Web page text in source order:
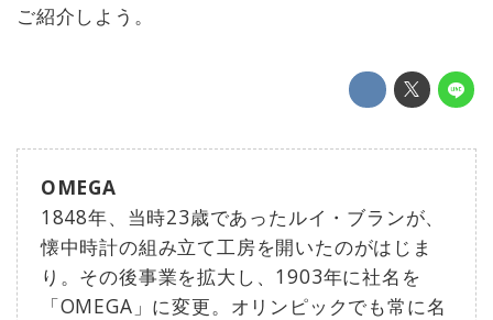
ご紹介しよう。
OMEGA
1848年、当時23歳であったルイ・ブランが、
懐中時計の組み立て工房を開いたのがはじま
り。その後事業を拡大し、1903年に社名を
「OMEGA」に変更。オリンピックでも常に名